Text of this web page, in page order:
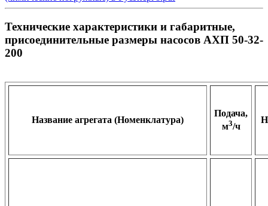
Технические характеристики и габаритные,
присоединительные размеры насосов АХП 50-32-
200
Название агрегата (Номенклатура)
Подача,
м3/ч